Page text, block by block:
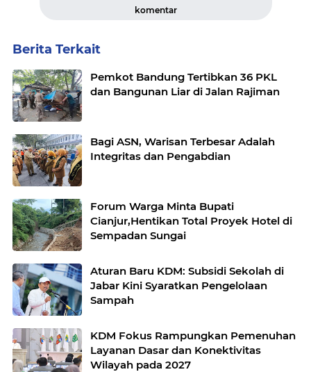
komentar
Berita Terkait
Pemkot Bandung Tertibkan 36 PKL
dan Bangunan Liar di Jalan Rajiman
Bagi ASN, Warisan Terbesar Adalah
Integritas dan Pengabdian
Forum Warga Minta Bupati
Cianjur,Hentikan Total Proyek Hotel di
Sempadan Sungai
Aturan Baru KDM: Subsidi Sekolah di
Jabar Kini Syaratkan Pengelolaan
Sampah
KDM Fokus Rampungkan Pemenuhan
Layanan Dasar dan Konektivitas
Wilayah pada 2027